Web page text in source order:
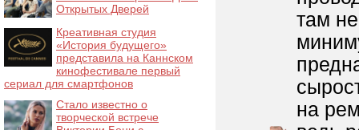
там
на
Открытых Дверей
Креативная студия
«История будущего»
представила на Каннском
кинофестивале первый
сериал для смартфонов
Стало известно о
творческой встрече